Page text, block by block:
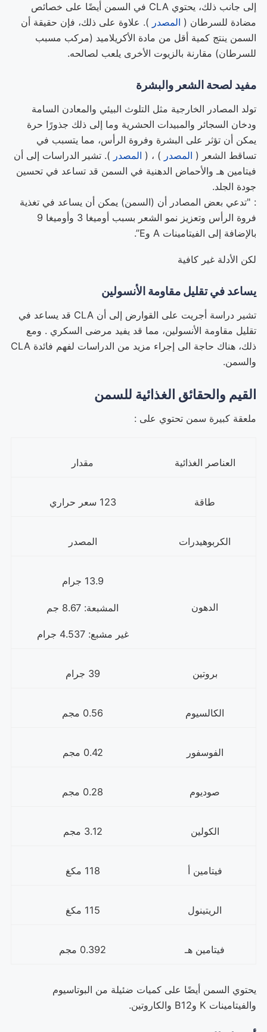
إلى جانب ذلك، يحتوي CLA في السمن أيضًا على خصائص
مضادة للسرطان ( المصدر ). علاوة على ذلك، فإن حقيقة أن
السمن ينتج كمية أقل من مادة الأكريلاميد (مركب مسبب
للسرطان) مقارنة بالزيوت الأخرى يلعب لصالحه.
مفيد لصحة الشعر والبشرة
تولد المصادر الخارجية مثل التلوث البيئي والمعادن السامة
ودخان السجائر والمبيدات الحشرية وما إلى ذلك جذورًا حرة
يمكن أن تؤثر على البشرة وفروة الرأس، مما يتسبب في
تساقط الشعر ( المصدر ) ، ( المصدر ). تشير الدراسات إلى أن
فيتامين هـ والأحماض الدهنية في السمن قد تساعد في تحسين
جودة الجلد.
: "تدعي بعض المصادر أن (السمن) يمكن أن يساعد في تغذية
فروة الرأس وتعزيز نمو الشعر بسبب أوميغا 3 وأوميغا 9
بالإضافة إلى الفيتامينات A وE”.
لكن الأدلة غير كافية
يساعد في تقليل مقاومة الأنسولين
تشير دراسة أجريت على القوارض إلى أن CLA قد يساعد في
تقليل مقاومة الأنسولين، مما قد يفيد مرضى السكري . ومع
ذلك، هناك حاجة الى إجراء مزيد من الدراسات لفهم فائدة CLA
والسمن.
القيم والحقائق الغذائية للسمن
ملعقة كبيرة سمن تحتوي على :
العناصر الغذائية مقدار
طاقة 123 سعر حراري
الكربوهيدرات المصدر
الدهون
13.9 جرام
المشبعة: 8.67 جم
غير مشبع: 4.537 جرام
بروتين 39 جرام
الكالسيوم 0.56 مجم
الفوسفور 0.42 مجم
صوديوم 0.28 مجم
الكولين 3.12 مجم
فيتامين أ 118 مكغ
الريتينول 115 مكغ
فيتامين هـ 0.392 مجم
يحتوي السمن أيضًا على كميات ضئيلة من البوتاسيوم
والفيتامينات K وB12 والكاروتين.